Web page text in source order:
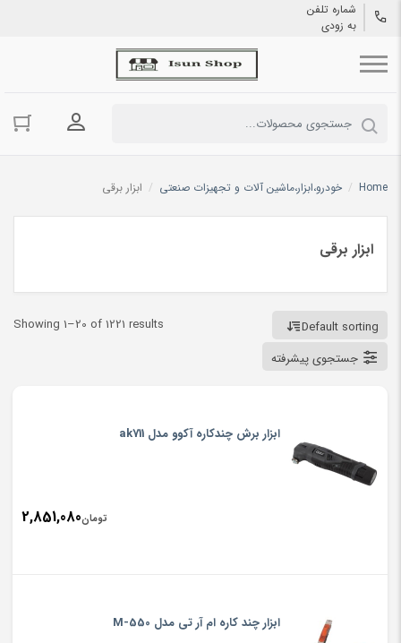
شماره تلفن
به زودی
ورود به
Home
/ خودرو،ابزار،ماشین آلات و تجهیزات صنعتی / ابزار برقی
ابزار برقی
Showing 1–20 of 1221 results
Default sorting
جستجوی پیشرفته
ابزار برش چندکاره آکوو مدل ak711
تومان2,851,080
ابزار چند کاره ام آر تی مدل M-550